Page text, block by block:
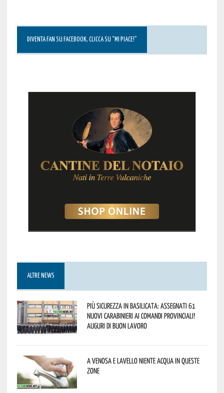
DIVENTA FAN SU FACEBOOK, CLICCA SU “MI PIACE!”
ALTRE NEWS
Più sicurezza in Basilicata: assegnati 61
nuovi Carabinieri ai Comandi provinciali!
Auguri di buon lavoro
A Venosa e Lavello niente acqua in queste
zone